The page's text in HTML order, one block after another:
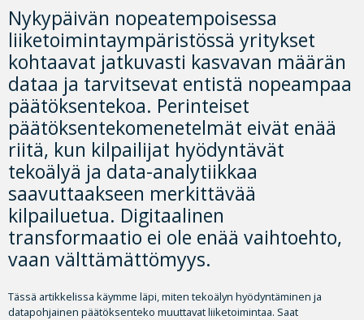
Nykypäivän nopeatempoisessa
liiketoimintaympäristössä yritykset
kohtaavat jatkuvasti kasvavan määrän
dataa ja tarvitsevat entistä nopeampaa
päätöksentekoa. Perinteiset
päätöksentekomenetelmät eivät enää
riitä, kun kilpailijat hyödyntävät
tekoälyä ja data-analytiikkaa
saavuttaakseen merkittävää
kilpailuetua. Digitaalinen
transformaatio ei ole enää vaihtoehto,
vaan välttämättömyys.
Tässä artikkelissa käymme läpi, miten tekoälyn hyödyntäminen ja
datapohjainen päätöksenteko muuttavat liiketoimintaa. Saat